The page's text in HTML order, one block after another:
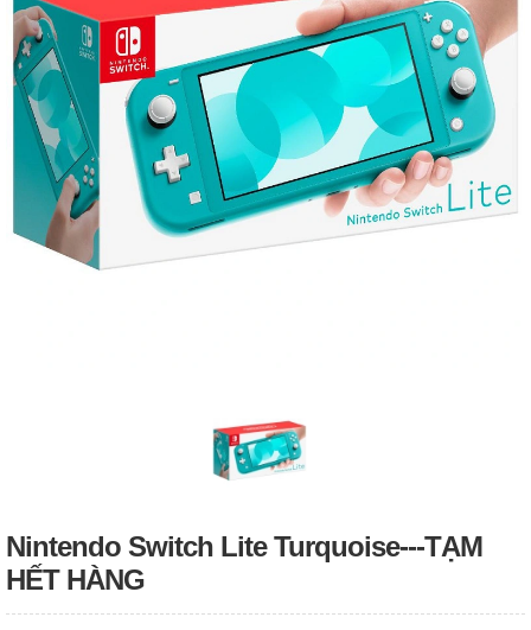
Nintendo Switch Lite Turquoise---TẠM
HẾT HÀNG